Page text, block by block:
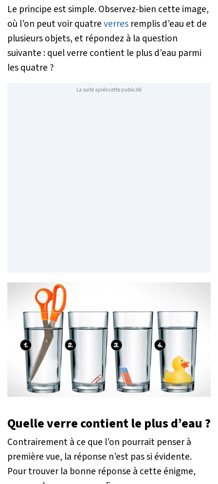
Le principe est simple. Observez-bien cette image,
où l’on peut voir quatreverres remplis d’eau et de
plusieurs objets, et répondez à la question
suivante : quel verre contient le plus d’eau parmi
les quatre ?
La suite après cette publicité
Quelle verre contient le plus d’eau ?
Contrairement à ce que l’on pourrait penser à
première vue, la réponse n’est pas si évidente.
Pour trouver la bonne réponse à cette énigme,